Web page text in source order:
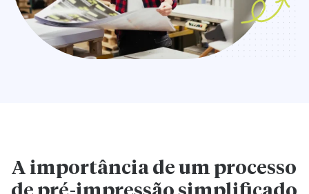
A importância de um processo